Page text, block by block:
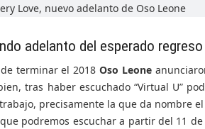
adelanto del esperado
terminar el 2018Oso Leone
tras haber escuchado “Virtual U”
precisamente la que da nombre
podremos escuchar a partir del 11